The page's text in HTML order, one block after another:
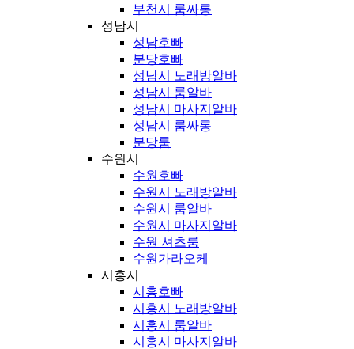
부천시 룸싸롱
성남시
성남호빠
분당호빠
성남시 노래방알바
성남시 룸알바
성남시 마사지알바
성남시 룸싸롱
분당룸
수원시
수원호빠
수원시 노래방알바
수원시 룸알바
수원시 마사지알바
수원 셔츠룸
수원가라오케
시흥시
시흥호빠
시흥시 노래방알바
시흥시 룸알바
시흥시 마사지알바